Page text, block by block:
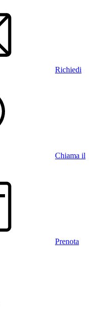
Richiedi
Chiama il
Prenota